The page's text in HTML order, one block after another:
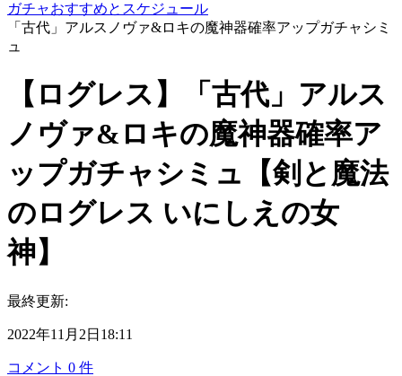
ガチャおすすめとスケジュール
「古代」アルスノヴァ&ロキの魔神器確率アップガチャシミ
ュ
【ログレス】「古代」アルス
ノヴァ&ロキの魔神器確率ア
ップガチャシミュ【剣と魔法
のログレス いにしえの女
神】
最終更新:
2022年11月2日18:11
コメント 0 件